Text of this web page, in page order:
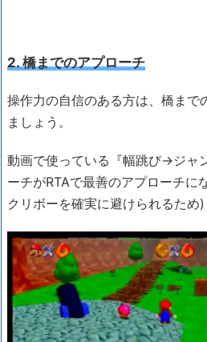
2. 橋までのアプローチ
操作力の自信のある方は、橋まで
ましょう。
動画で使っている『幅跳び→ジャ
ーチがRTAで最善のアプローチに
クリボーを確実に避けられるため)